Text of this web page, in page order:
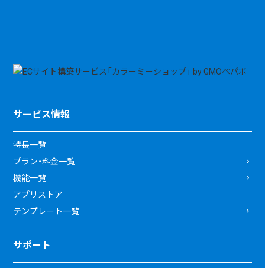
サービス情報
特長一覧
プラン・料金一覧
機能一覧
アプリストア
テンプレート一覧
サポート